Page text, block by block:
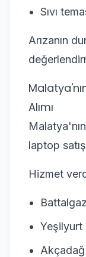
Sıvı
Arızanın
Alımı
laptop
Hizmet
Yeşilyurt
Akçadağ